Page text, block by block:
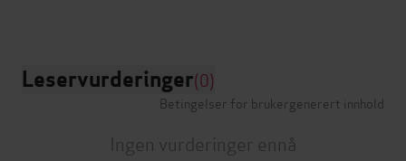
Leservurderinger(0)
Betingelser for brukergenerert innhold
Ingen vurderinger ennå